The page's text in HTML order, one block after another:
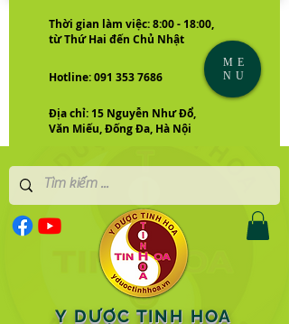
Thời gian làm việc: 8:00 - 18:00,
từ Thứ Hai đến Chủ Nhật
Hotline: 091 353 7686
Địa chỉ: 15 Nguyễn Như Đổ,
Văn Miếu, Đống Đa, Hà Nội
Y DƯỢC TINH HOA
ME
NU